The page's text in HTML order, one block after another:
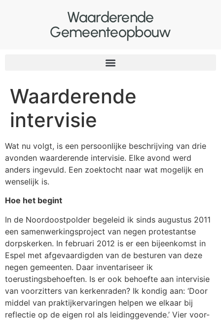
Waarderende
Gemeenteopbouw
Waarderende
intervisie
Wat nu volgt, is een persoonlijke beschrijving van drie
avonden waarderende intervisie. Elke avond werd
anders ingevuld. Een zoektocht naar wat mogelijk en
wenselijk is.
Hoe het begint
In de Noordoostpolder begeleid ik sinds augustus 2011
een samenwerkingsproject van negen protestantse
dorpskerken. In februari 2012 is er een bijeenkomst in
Espel met afgevaardigden van de besturen van deze
negen gemeenten. Daar inventariseer ik
toerustingsbehoeften. Is er ook behoefte aan intervisie
van voorzitters van kerkenraden? Ik kondig aan: ‘Door
middel van praktijkervaringen helpen we elkaar bij
reflectie op de eigen rol als leidinggevende.’ Vier voor-